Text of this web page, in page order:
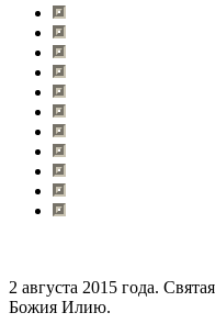
2 августа 2015 года.
Божия Илию.